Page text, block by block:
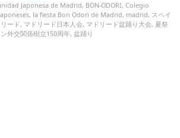
Japonesa de Madrid, BON-ODORI,Colegio
, la fiesta Bon Odori de Madrid, madrid, スペイ
ード, マドリード日本人会, マドリード盆踊り大会, 夏祭
外交関係樹立150周年,盆踊り